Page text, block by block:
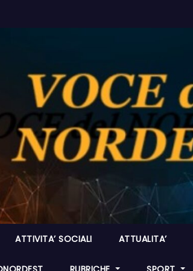
ATTIVITA’ SOCIALI ATTUALITA’